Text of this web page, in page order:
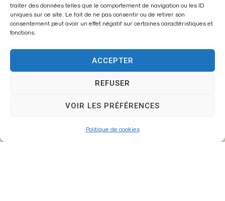
traiter des données telles que le comportement de navigation ou les ID
uniques sur ce site. Le fait de ne pas consentir ou de retirer son
consentement peut avoir un effet négatif sur certaines caractéristiques et
fonctions.
ACCEPTER
REFUSER
VOIR LES PRÉFÉRENCES
Politique de cookies
Mairie,
26 Av. du Général de Gaulle
01 64 25 90 67
mairie@fontenay-tresigny.fr